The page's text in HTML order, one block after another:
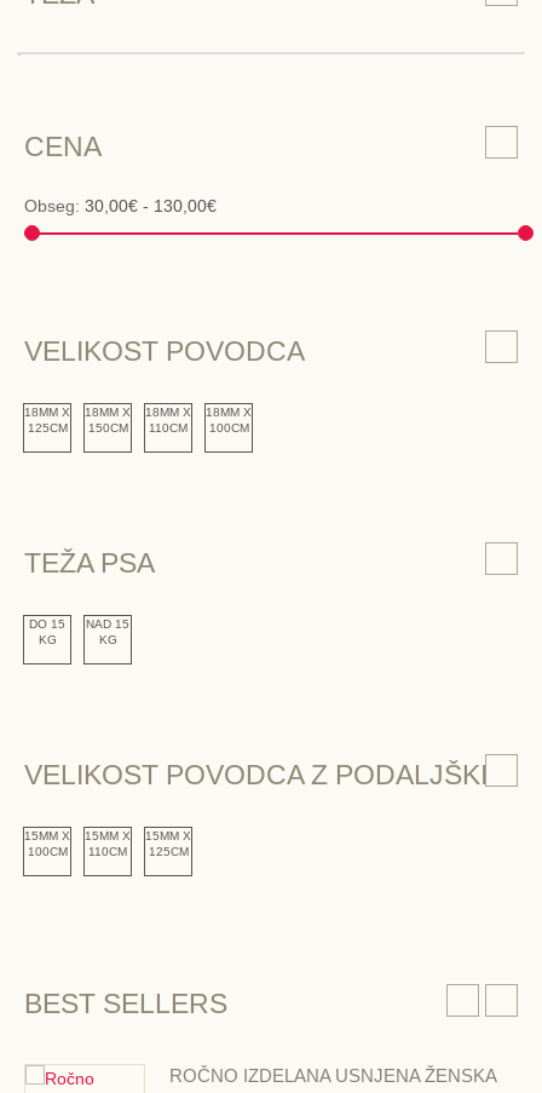
CENA
Obseg: 30,00€ - 130,00€
VELIKOST POVODCA
18MM X
125CM
18MM X
150CM
18MM X
110CM
18MM X
100CM
TEŽA PSA
DO 15
KG
NAD 15
KG
VELIKOST POVODCA Z PODALJŠKI
15MM X
100CM
15MM X
110CM
15MM X
125CM
BEST SELLERS
ROČNO IZDELANA USNJENA ŽENSKA